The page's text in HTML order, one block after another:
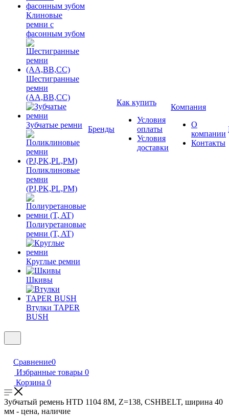
Клиновые
ремни с
фасонным зубом
Шестигранные
ремни
(AA,BB,CC)
Зубчатые ремни
Поликлиновые
ремни
(PJ,PK,PL,PM)
Полиуретановые
ремни (T, AT)
Круглые ремни
Шкивы
Втулки TAPER
BUSH
Бренды
Как купить
Условия
оплаты
Условия
доставки
Компания
О
компании
Контакты
Сравнение0
Избранные товары 0
Корзина 0
Зубчатый ремень HTD 1104 8M, Z=138, CSHBELT, ширина 40
мм - цена, наличие